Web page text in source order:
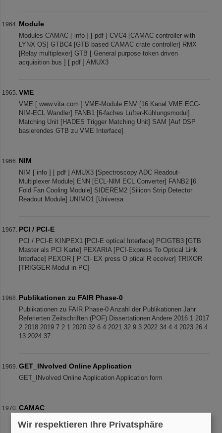
Module
Modules CAMAC [ info ] [ pdf ] CVC4 [CAMAC controller with
LYNX OS] GTBC4 [GTB based CAMAC crate controller] RMX
[Relay multiplexer] GTB [ General purpose token driven
acquisition bus ] [ pdf ] AMUX3
VME
VME [ www.vita.com ] VME-Module ENV [16 Kanal VME ECC-
NIM-ECL Wandler] FANB1 [6-faches Lüfter-Kühlungsmodul]
Matching Unit [HADES Trigger Matching Unit] SAM [Auf DSP
basierendes GTB zu VME Interface]
NIM
NIM [ info ] [ pdf ] AMUX3 [Spectroscopy ADC Readout-
Multiplexer Module] ENN [ECL-NIM ECL Converter] FANB2 [6
Fold Fan Cooling Module] SIDEREM2 [Silicon Strip Detector
Readout Module] UNIMO1 [Universa
PCI / PCI-E
PCI / PCI-E KINPEX1 [PCI-E optical Interface] PCIGTB3 [GTB
Master als PCI Karte] PEXARIA [PCI-Express To Optical Link
Interface] PEXOR [ P CI- EX press O ptical R eceiver] TRIXOR
[TRIGGER-Modul in PC]
Publikationen zu FAIR Phase-0
Publikationen zu FAIR Phase-0 Anzahl der Publikationen Jahr
Referierten Zeitschriften (POF) Dissertationen Andere 2016 1 2017
2 2018 2019 7 2 1 2020 32 6 4 2021 32 9 3 2022 34 4 4 2023 26 4
13 2024 37
GET_INvolved Online Application
GET_INvolved Online Application Application form
CAMAC
CAMAC [ info ] [ pdf ] CVC4 [CAMAC controller with LYNX OS]
GTBC4 [GTB based CAMAC crate controller] RMX [Relay
Wir respektieren Ihre Privatsphäre